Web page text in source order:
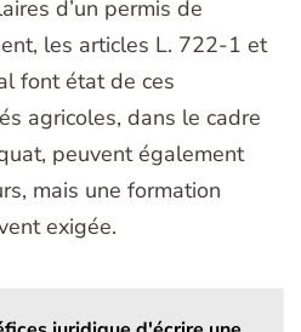
d’un permis de
les articles L. 722-1 et
font état de ces
agricoles, dans le cadre
peuvent également
mais une formation
exigée.